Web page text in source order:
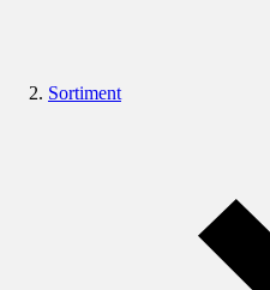
Sortiment